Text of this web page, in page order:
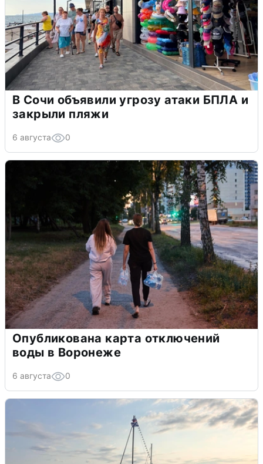
В Сочи объявили угрозу атаки БПЛА и
закрыли пляжи
6 августа 0
Опубликована карта отключений
воды в Воронеже
6 августа 0